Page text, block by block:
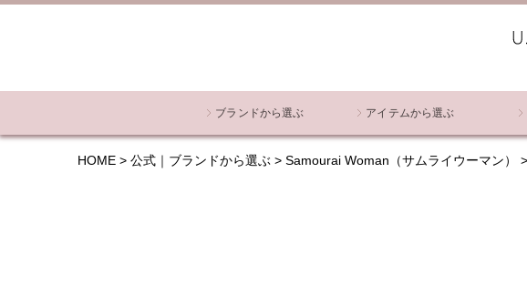
ブランドから選ぶ アイテムから選ぶ
HOME 公式｜ブランドから選ぶ Samourai Woman（サムライウーマン）